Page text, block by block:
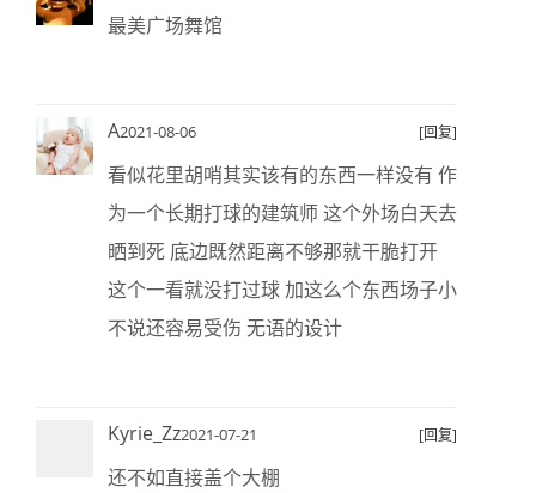
最美广场舞馆
A2021-08-06 [回复]
看似花里胡哨其实该有的东西一样没有 作
为一个长期打球的建筑师 这个外场白天去
晒到死 底边既然距离不够那就干脆打开
这个一看就没打过球 加这么个东西场子小
不说还容易受伤 无语的设计
Kyrie_Zz2021-07-21 [回复]
还不如直接盖个大棚